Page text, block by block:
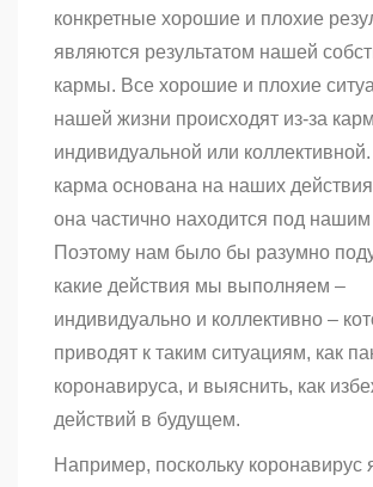
конкретные хорошие и плохие
являются результатом нашей
кармы. Все хорошие и плохие
нашей жизни происходят из-за
индивидуальной или
карма основана на наших
она частично находится под
Поэтому нам было бы разумно
какие действия мы выполняем –
индивидуально и коллективно –
приводят к таким ситуациям, как
коронавируса, и выяснить, как
действий в будущем.
Например, поскольку коронавирус